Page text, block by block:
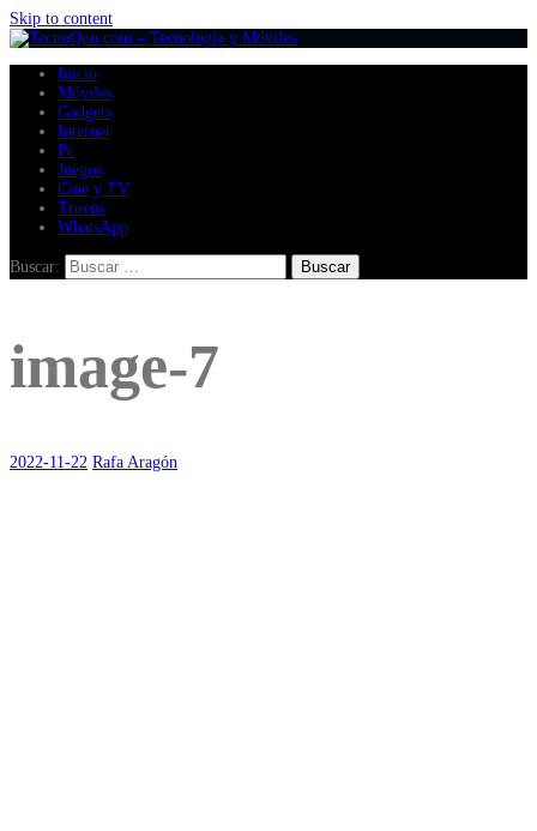
Skip to content
Inicio
Móviles
Gadgets
Internet
Pc
Juegos
Cine y TV
Trucos
WhatsApp
Buscar:
image-7
2022-11-22 Rafa Aragón